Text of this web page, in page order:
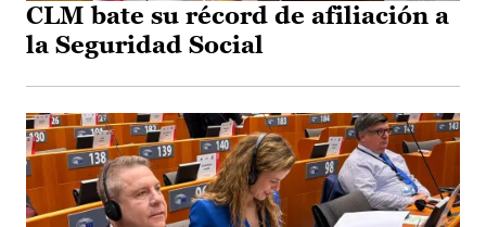
CLM bate su récord de afiliación a
la Seguridad Social